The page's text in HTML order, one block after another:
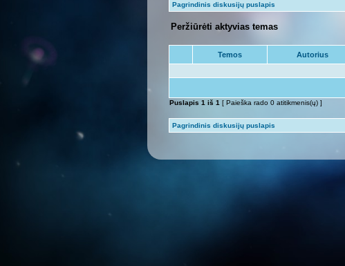
Pagrindinis diskusijų puslapis
Peržiūrėti aktyvias temas
Temos Autorius
Puslapis 1 iš 1 [ Paieška rado 0 atitikmenis(ų) ]
Pagrindinis diskusijų puslapis